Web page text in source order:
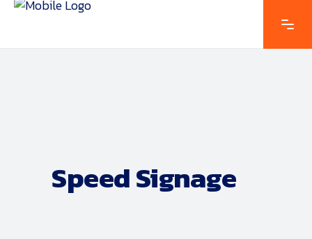
Speed Signage